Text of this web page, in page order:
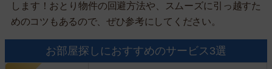
します！おとり物件の回避方法や、スムーズに引っ越すた
めのコツもあるので、ぜひ参考にしてください。
お部屋探しにおすすめのサービス3選